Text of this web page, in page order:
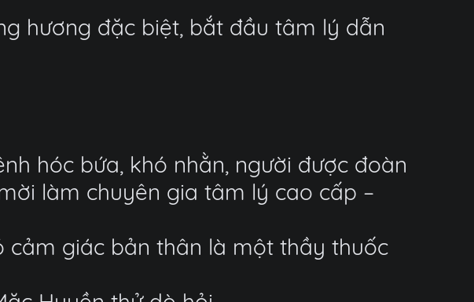
hương đặc biệt, bắt đầu tâm lý dẫn
hóc bứa, khó nhằn, người được đoàn
làm chuyên gia tâm lý cao cấp –
cảm giác bản thân là một thầy thuốc